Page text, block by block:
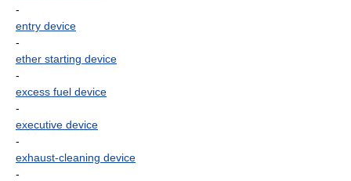
-
entry device
-
ether starting device
-
excess fuel device
-
executive device
-
exhaust-cleaning device
-